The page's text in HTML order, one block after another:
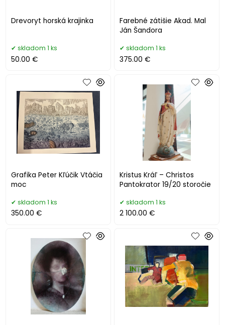
Drevoryt horská krajinka
skladom 1 ks
50.00 €
Farebné zátišie Akad. Mal
Ján Šandora
skladom 1 ks
375.00 €
Grafika Peter Kľúčik Vtáčia
moc
skladom 1 ks
350.00 €
Kristus Kráľ – Christos
Pantokrator 19/20 storočie
skladom 1 ks
2 100.00 €